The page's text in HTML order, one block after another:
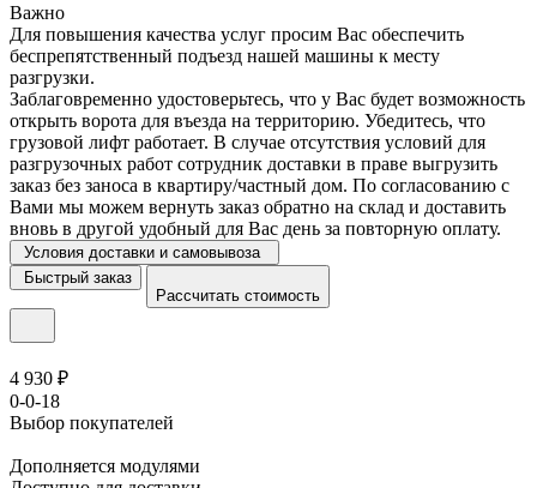
Важно
Для повышения качества услуг просим Вас обеспечить
беспрепятственный подъезд нашей машины к месту
разгрузки.
Заблаговременно удостоверьтесь, что у Вас будет возможность
открыть ворота для въезда на территорию. Убедитесь, что
грузовой лифт работает. В случае отсутствия условий для
разгрузочных работ сотрудник доставки в праве выгрузить
заказ без заноса в квартиру/частный дом. По согласованию с
Вами мы можем вернуть заказ обратно на склад и доставить
вновь в другой удобный для Вас день за повторную оплату.
Условия доставки и самовывоза
Быстрый заказ
Рассчитать стоимость
4 930 ₽
0-0-18
Выбор покупателей
Дополняется модулями